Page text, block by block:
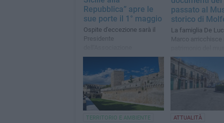
Repubblica” apre le
sue porte il 1° maggio
Ospite d'eccezione sarà il
Presidente
Radioamatori di Molfetta
passato al
storico di
La famiglia De
Marco arricchisce il
Regno delle Due
Repubblica”
TERRITORIO E AMBIENTE ATTUALITÀ